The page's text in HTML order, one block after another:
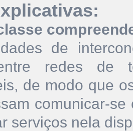
de
redes de
de modo que
comunicar-
serviços nela